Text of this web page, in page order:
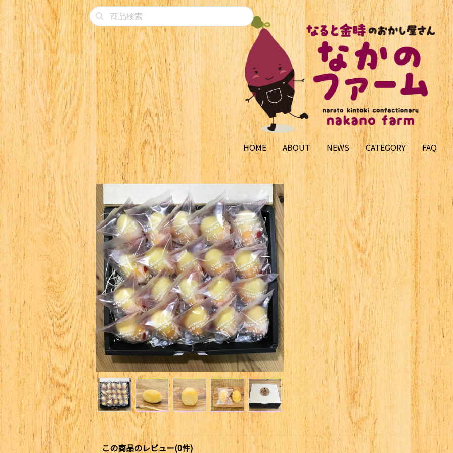
HOME ABOUT NEWS CATEGORY FAQ
この商品のレビュー(0件)